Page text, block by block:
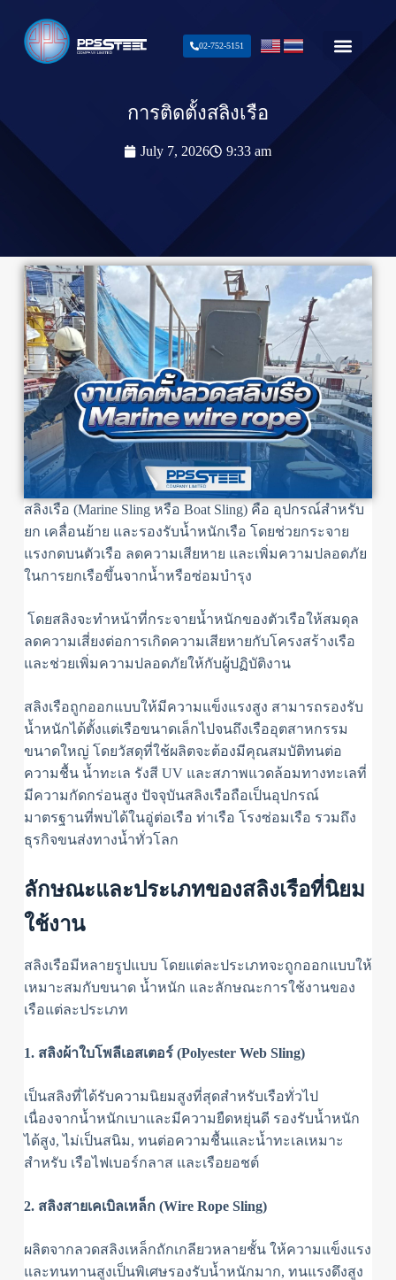
02-752-5151
การติดตั้งสลิงเรือ
July 7, 2026 9:33 am
สลิงเรือ (Marine Sling หรือ Boat Sling) คือ อุปกรณ์สำหรับ
ยก เคลื่อนย้าย และรองรับน้ำหนักเรือ โดยช่วยกระจาย
แรงกดบนตัวเรือ ลดความเสียหาย และเพิ่มความปลอดภัย
ในการยกเรือขึ้นจากน้ำหรือซ่อมบำรุง
โดยสลิงจะทำหน้าที่กระจายน้ำหนักของตัวเรือให้สมดุล
ลดความเสี่ยงต่อการเกิดความเสียหายกับโครงสร้างเรือ
และช่วยเพิ่มความปลอดภัยให้กับผู้ปฏิบัติงาน
สลิงเรือถูกออกแบบให้มีความแข็งแรงสูง สามารถรองรับ
น้ำหนักได้ตั้งแต่เรือขนาดเล็กไปจนถึงเรืออุตสาหกรรม
ขนาดใหญ่ โดยวัสดุที่ใช้ผลิตจะต้องมีคุณสมบัติทนต่อ
ความชื้น น้ำทะเล รังสี UV และสภาพแวดล้อมทางทะเลที่
มีความกัดกร่อนสูง ปัจจุบันสลิงเรือถือเป็นอุปกรณ์
มาตรฐานที่พบได้ในอู่ต่อเรือ ท่าเรือ โรงซ่อมเรือ รวมถึง
ธุรกิจขนส่งทางน้ำทั่วโลก
ลักษณะและประเภทของสลิงเรือที่นิยม
ใช้งาน
สลิงเรือมีหลายรูปแบบ โดยแต่ละประเภทจะถูกออกแบบให้
เหมาะสมกับขนาด น้ำหนัก และลักษณะการใช้งานของ
เรือแต่ละประเภท
1. สลิงผ้าใบโพลีเอสเตอร์ (Polyester Web Sling)
เป็นสลิงที่ได้รับความนิยมสูงที่สุดสำหรับเรือทั่วไป
เนื่องจากน้ำหนักเบาและมีความยืดหยุ่นดี รองรับน้ำหนัก
ได้สูง, ไม่เป็นสนิม, ทนต่อความชื้นและน้ำทะเลเหมาะ
สำหรับ เรือไฟเบอร์กลาส และเรือยอชต์
2. สลิงสายเคเบิลเหล็ก (Wire Rope Sling)
ผลิตจากลวดสลิงเหล็กถักเกลียวหลายชั้น ให้ความแข็งแรง
และทนทานสูงเป็นพิเศษรองรับน้ำหนักมาก, ทนแรงดึงสูง